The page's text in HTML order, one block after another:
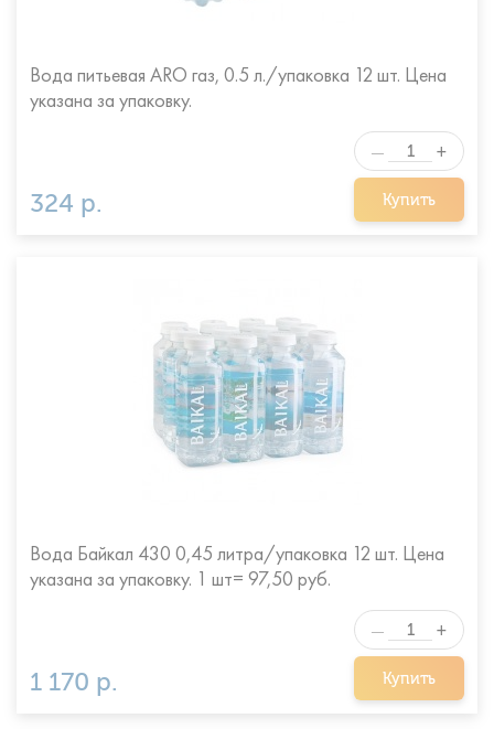
Вода питьевая ARO газ, 0.5 л./упаковка 12 шт. Цена
324 р. Купить
— +
Вода Байкал 430 0,45 литра/упаковка 12 шт. Цена
указана за упаковку. 1 шт= 97,50 руб.
1 170 р. Купить
— +